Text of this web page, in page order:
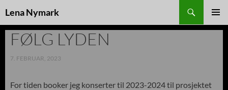
Lena Nymark
TIL
INNHOLD
FØLG LYDEN
7. FEBRUAR, 2023
For tiden booker jeg konserter til 2023-2024 til prosjektet